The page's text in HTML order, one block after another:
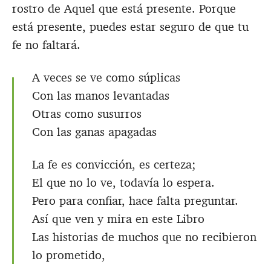
rostro de Aquel que está presente. Porque
está presente, puedes estar seguro de que tu
fe no faltará.
A veces se ve como súplicas
Con las manos levantadas
Otras como susurros
Con las ganas apagadas
La fe es convicción, es certeza;
El que no lo ve, todavía lo espera.
Pero para confiar, hace falta preguntar.
Así que ven y mira en este Libro
Las historias de muchos que no recibieron
lo prometido,